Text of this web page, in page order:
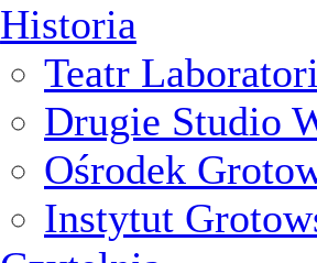
Historia
Teatr
Drugie Studio
Ośrodek
Instytut